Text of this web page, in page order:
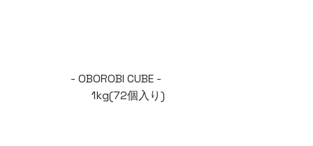
- OBOROBI CUBE -
1kg(72個入り)